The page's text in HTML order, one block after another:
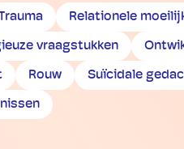
Relationele
vraagstukken
Rouw Suïcidale